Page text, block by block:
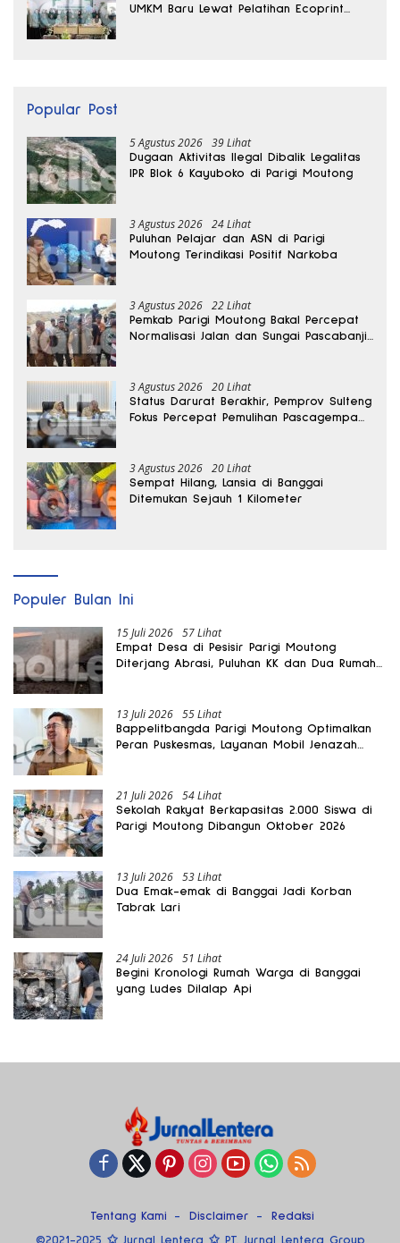
UMKM Baru Lewat Pelatihan Ecoprint
Popular Post
5 Agustus 2026 39 Lihat
Dugaan Aktivitas Ilegal Dibalik Legalitas
IPR Blok 6 Kayuboko di Parigi Moutong
3 Agustus 2026 24 Lihat
Puluhan Pelajar dan ASN di Parigi
Moutong Terindikasi Positif Narkoba
3 Agustus 2026 22 Lihat
Pemkab Parigi Moutong Bakal Percepat
Normalisasi Jalan dan Sungai Pascabanjir
3 Agustus 2026 20 Lihat
Status Darurat Berakhir, Pemprov Sulteng
Fokus Percepat Pemulihan Pascagempa
3 Agustus 2026 20 Lihat
Sempat Hilang, Lansia di Banggai
Ditemukan Sejauh 1 Kilometer
Populer Bulan Ini
15 Juli 2026 57 Lihat
Empat Desa di Pesisir Parigi Moutong
Diterjang Abrasi, Puluhan KK dan Dua Rumah
13 Juli 2026 55 Lihat
Bappelitbangda Parigi Moutong Optimalkan
Peran Puskesmas, Layanan Mobil Jenazah
21 Juli 2026 54 Lihat
Sekolah Rakyat Berkapasitas 2.000 Siswa di
Parigi Moutong Dibangun Oktober 2026
13 Juli 2026 53 Lihat
Dua Emak-emak di Banggai Jadi Korban
Tabrak Lari
24 Juli 2026 51 Lihat
Begini Kronologi Rumah Warga di Banggai
yang Ludes Dilalap Api
Tentang Kami Disclaimer
Redaksi
©2021-2025 ✩ Jurnal Lentera ✩ PT. Jurnal Lentera Group